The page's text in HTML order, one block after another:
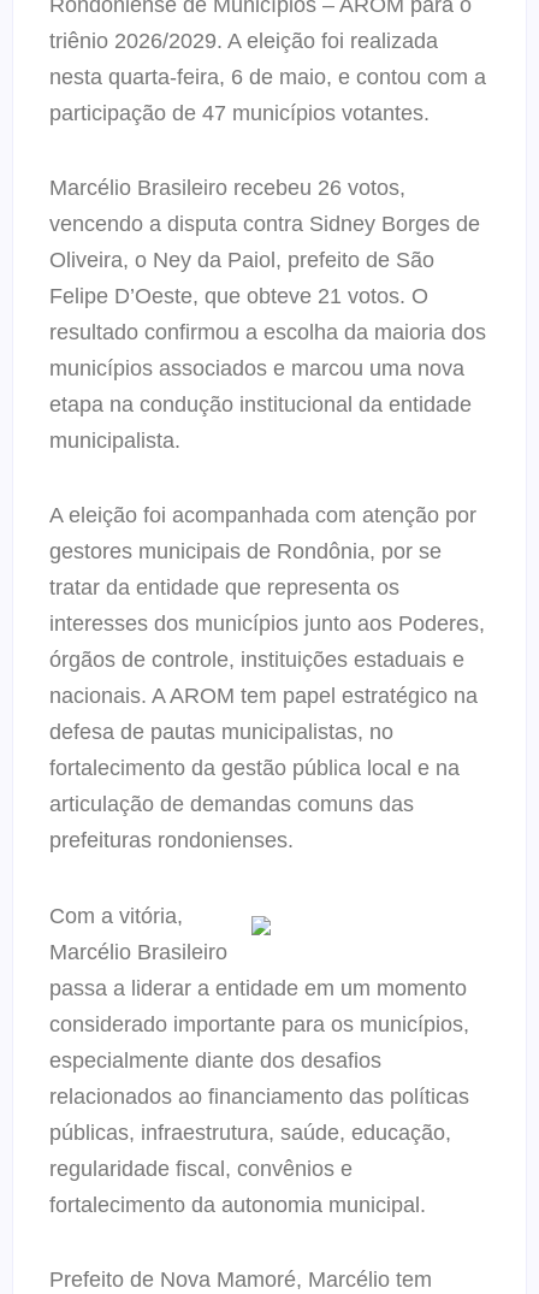
triênio 2026/2029. A eleição foi realizada
nesta quarta-feira, 6 de maio, e contou com a
participação de 47 municípios votantes.
Marcélio Brasileiro recebeu 26 votos,
vencendo a disputa contra Sidney Borges de
Oliveira, o Ney da Paiol, prefeito de São
Felipe D’Oeste, que obteve 21 votos. O
resultado confirmou a escolha da maioria dos
municípios associados e marcou uma nova
etapa na condução institucional da entidade
municipalista.
A eleição foi acompanhada com atenção por
gestores municipais de Rondônia, por se
tratar da entidade que representa os
interesses dos municípios junto aos Poderes,
órgãos de controle, instituições estaduais e
nacionais. A AROM tem papel estratégico na
defesa de pautas municipalistas, no
fortalecimento da gestão pública local e na
articulação de demandas comuns das
prefeituras rondonienses.
Com a vitória,
Marcélio Brasileiro
passa a liderar a entidade em um momento
considerado importante para os municípios,
especialmente diante dos desafios
relacionados ao financiamento das políticas
públicas, infraestrutura, saúde, educação,
regularidade fiscal, convênios e
fortalecimento da autonomia municipal.
Prefeito de Nova Mamoré, Marcélio tem